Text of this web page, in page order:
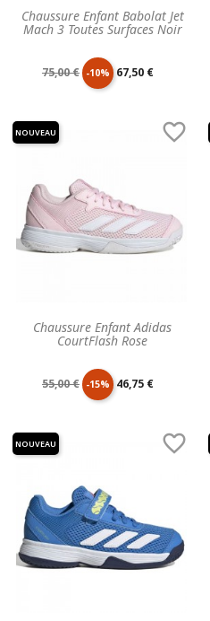
Chaussure Enfant Babolat Jet
Mach 3 Toutes Surfaces Noir
Prix
75,00 € -10% Prix
67,50 €
Chaussure Enfant Adidas
CourtFlash Rose

Prix
55,00 € -15% Prix
46,75 €
NOUVEAU

NOUVEAU